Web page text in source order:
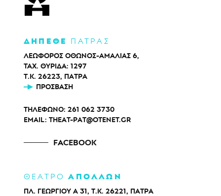
ΔΗΠΕΘΕ ΠΑΤΡΑΣ
ΛΕΩΦΟΡΟΣ ΟΘΩΝΟΣ-ΑΜΑΛΙΑΣ 6,
ΤΑΧ. ΘΥΡΙΔΑ: 1297
Τ.Κ. 26223, ΠΑΤΡΑ
ΠΡΌΣΒΑΣΗ
ΤΗΛΕΦΩΝΟ: 261 062 3730
EMAIL: THEAT-PAT@OTENET.GR
FACEBOOK
ΘΕΑΤΡΟΑΠΟΛΛΩΝ
ΠΛ. ΓΕΩΡΓΙΟΥ Α 31, Τ.Κ. 26221, ΠΑΤΡΑ